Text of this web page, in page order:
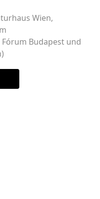
Wien,
Budapest und